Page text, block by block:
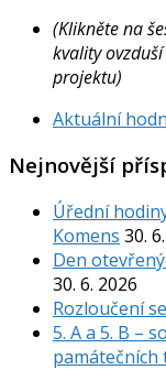
(Klikněte na
kvality
projektu)
Aktuální
Nejnovější
Úřední
Komens 30.
Den
30. 6. 2026
Rozloučení
5. A a 5. B –
památečních